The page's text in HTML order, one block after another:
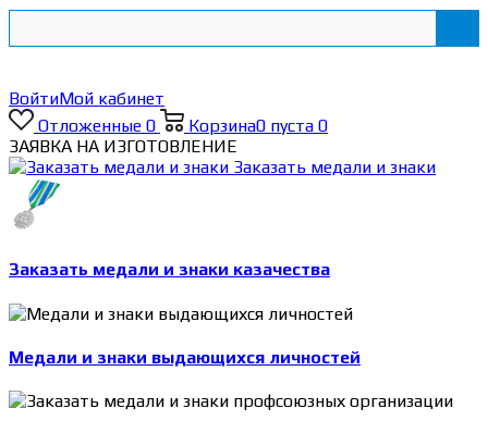
ВойтиМой кабинет
Отложенные 0 Корзина0 пуста 0
ЗАЯВКА НА ИЗГОТОВЛЕНИЕ
Заказать медали и знаки
Заказать медали и знаки казачества
Медали и знаки выдающихся личностей